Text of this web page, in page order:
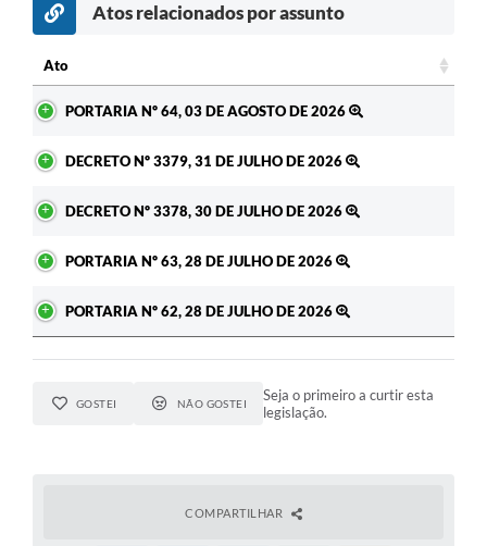
Atos relacionados por assunto
Ato
PORTARIA Nº 64, 03 DE AGOSTO DE 2026
DECRETO Nº 3379, 31 DE JULHO DE 2026
DECRETO Nº 3378, 30 DE JULHO DE 2026
PORTARIA Nº 63, 28 DE JULHO DE 2026
PORTARIA Nº 62, 28 DE JULHO DE 2026
GOSTEI NÃO GOSTEI
Seja o primeiro a curtir esta
legislação.
COMPARTILHAR